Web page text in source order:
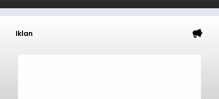
Iklan